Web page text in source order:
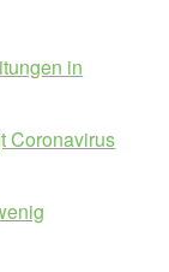
in
Coronavirus